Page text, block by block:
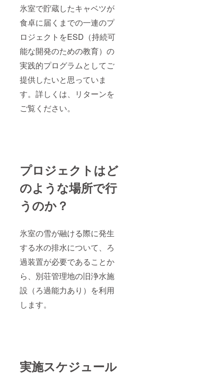
氷室で貯蔵したキャベツが
食卓に届くまでの一連のプ
ロジェクトをESD（持続可
能な開発のための教育）の
実践的プログラムとしてご
提供したいと思っていま
す。詳しくは、リターンを
ご覧ください。
プロジェクトはど
のような場所で行
うのか？
氷室の雪が融ける際に発生
する水の排水について、ろ
過装置が必要であることか
ら、別荘管理地の旧浄水施
設（ろ過能力あり）を利用
します。
実施スケジュール